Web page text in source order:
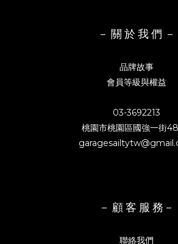
－ 關 於 我 們 －
品牌故事
會員等級與權益
03-3692213
桃園市桃園區國強一街
－ 顧 客 服 務－
聯絡我們